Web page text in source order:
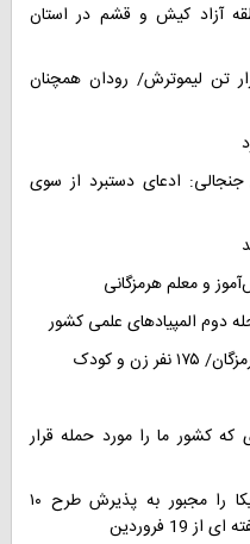
آزاد کیش و قشم در استان
در تکاپوی برداشت ۳۰۰ هزار تن لیموترش/ رودان همچنان
ادعای دستبرد از سوی
که کشور ما را مورد حمله قرار
شورای عالی امنیت ملی: ایران آمریکا را مجبور به پذیرش طرح ۱۰
فروردین